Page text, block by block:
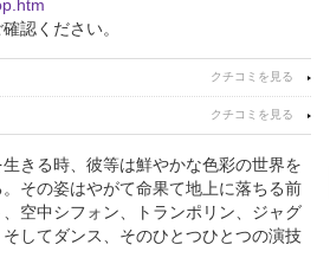
認ください。
きる時、彼等は鮮やかな色彩の世界を
その姿はやがて命果て地上に落ちる前
空中シフォン、トランポリン、ジャグ
してダンス、そのひとつひとつの演技